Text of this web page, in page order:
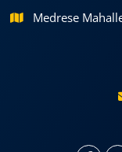
Medrese